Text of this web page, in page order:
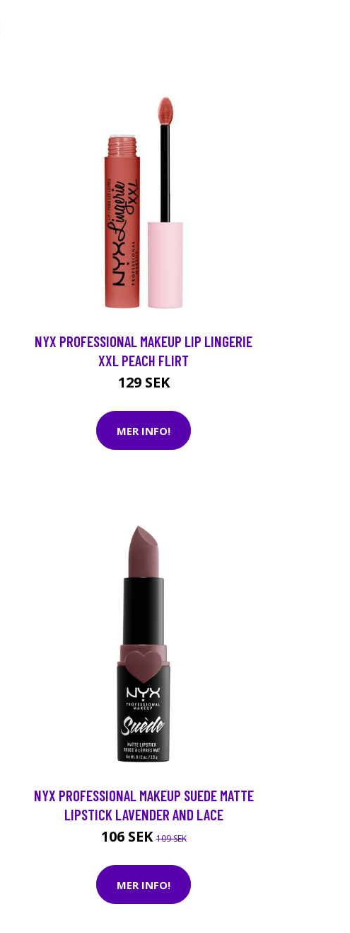
NYX PROFESSIONAL MAKEUP LIP LINGERIE
XXL PEACH FLIRT
129 SEK
MER INFO!
NYX PROFESSIONAL MAKEUP SUEDE MATTE
LIPSTICK LAVENDER AND LACE
106 SEK109 SEK
MER INFO!